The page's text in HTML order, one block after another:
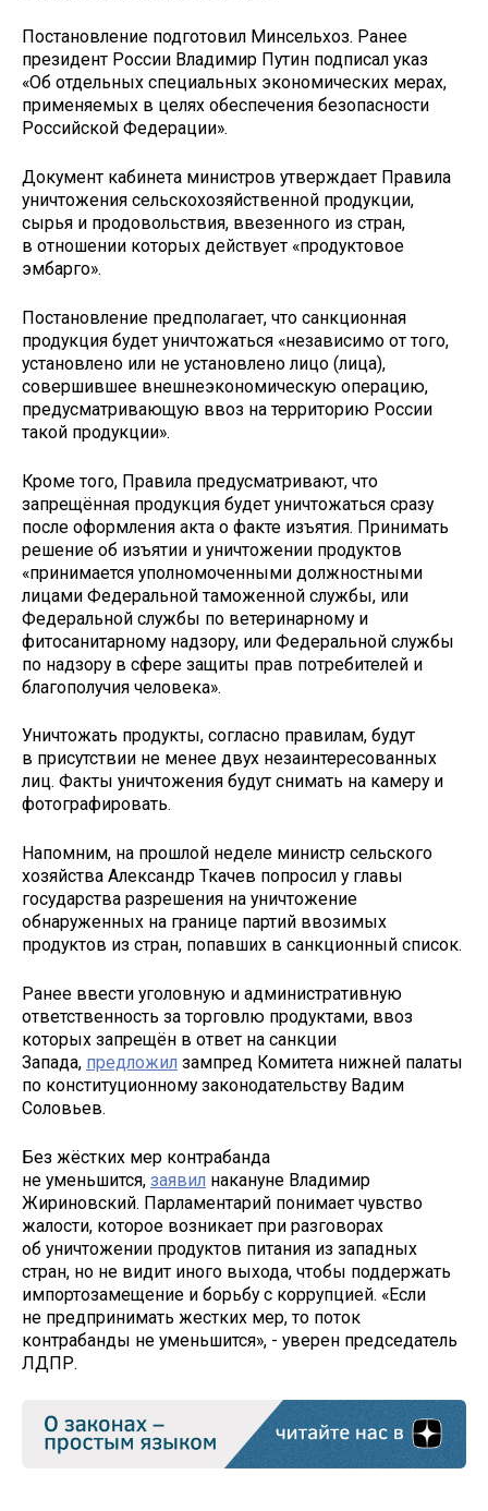
Постановление подготовил Минсельхоз. Ранее
президент России Владимир Путин подписал указ
«Об отдельных специальных экономических мерах,
применяемых в целях обеспечения безопасности
Российской Федерации».
Документ кабинета министров утверждает Правила
уничтожения сельскохозяйственной продукции,
сырья и продовольствия, ввезенного из стран,
в отношении которых действует «продуктовое
эмбарго».
Постановление предполагает, что санкционная
продукция будет уничтожаться «независимо от того,
установлено или не установлено лицо (лица),
совершившее внешнеэкономическую операцию,
предусматривающую ввоз на территорию России
такой продукции».
Кроме того, Правила предусматривают, что
запрещённая продукция будет уничтожаться сразу
после оформления акта о факте изъятия. Принимать
решение об изъятии и уничтожении продуктов
«принимается уполномоченными должностными
лицами Федеральной таможенной службы, или
Федеральной службы по ветеринарному и
фитосанитарному надзору, или Федеральной службы
по надзору в сфере защиты прав потребителей и
благополучия человека».
Уничтожать продукты, согласно правилам, будут
в присутствии не менее двух незаинтересованных
лиц. Факты уничтожения будут снимать на камеру и
фотографировать.
Напомним, на прошлой неделе министр сельского
хозяйства Александр Ткачев попросил у главы
государства разрешения на уничтожение
обнаруженных на границе партий ввозимых
продуктов из стран, попавших в санкционный список.
Ранее ввести уголовную и административную
ответственность за торговлю продуктами, ввоз
которых запрещён в ответ на санкции
Запада, предложил зампред Комитета нижней палаты
по конституционному законодательству Вадим
Соловьев.
Без жёстких мер контрабанда
не уменьшится, заявил накануне Владимир
Жириновский. Парламентарий понимает чувство
жалости, которое возникает при разговорах
об уничтожении продуктов питания из западных
стран, но не видит иного выхода, чтобы поддержать
импортозамещение и борьбу с коррупцией. «Если
не предпринимать жестких мер, то поток
контрабанды не уменьшится», - уверен председатель
ЛДПР.